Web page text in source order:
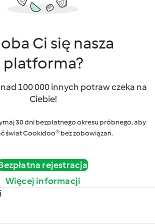
Ci się nasza
platforma?
100 000 innych potraw czeka na
Ciebie!
30 dni bezpłatnego okresu próbnego, aby
świat Cookidoo® bez zobowiązań.
rejestracja
Więcej informacji